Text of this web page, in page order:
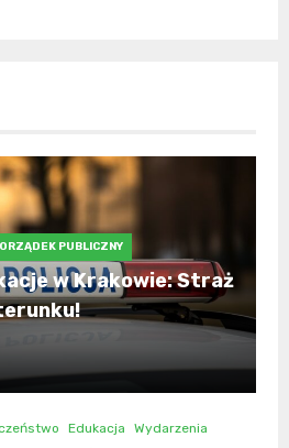
PUBLICZNY
w Krakowie: Straż
Edukacja Wydarzenia